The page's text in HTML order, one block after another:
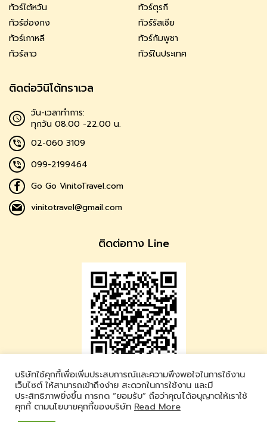
บริษัทใช้คุกกี้เพื่อเพิ่มประสบการณ์และความพึงพอใจในการใช้งาน
เว็บไซต์ ให้สามารถเข้าถึงง่าย สะดวกในการใช้งาน และมี
ประสิทธิภาพยิ่งขึ้น การกด “ยอมรับ” ถือว่าคุณได้อนุญาตให้เราใช้
คุกกี้ ตามนโยบายคุกกี้ของบริษัท Read More
ทัวร์ไต้หวัน
ทัวร์ตุรกี
ทัวร์ฮ่องกง
ทัวร์รัสเซีย
ทัวร์เกาหลี
ทัวร์กัมพูชา
ทัวร์ลาว
ทัวร์ในประเทศ
ติดต่อวินิโต้ทราเวล
วัน-เวลาทำการ:
ทุกวัน 08.00 -22.00 น.
02-060 3109
099-2199464
Go Go VinitoTravel.com
vinitotravel@gmail.com
ติดต่อทาง Line
Vinito Travel
LINE ID : @vinitotravel